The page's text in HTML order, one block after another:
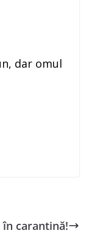
dar omul
carantină!